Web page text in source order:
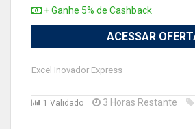
+ Ganhe 5% de Cashback
ACESSAR
Excel Inovador Express
1 Validado 3 Horas Restante